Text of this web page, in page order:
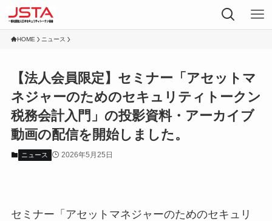
HOME ニュース
【法人会員限定】セミナー「アセットマ
ネジャーのためのセキュリティトークン
税務会計入門」の投影資料・アーカイブ
動画の配信を開始しました。
ニュース 2026年5月25日
セミナー「アセットマネジャーのためのセキュリ